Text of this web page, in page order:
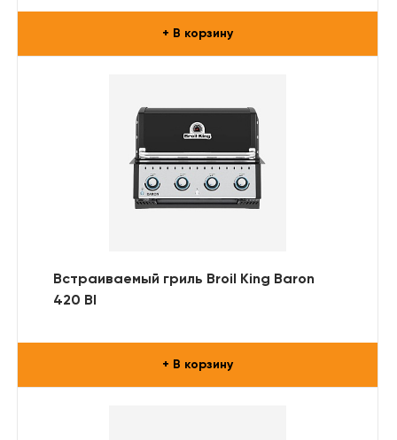
+ В корзину
Встраиваемый гриль Broil King Baron
420 BI
+ В корзину